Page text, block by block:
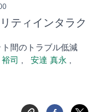
ティインタラク
間のトラブル低減
司 安達 真永